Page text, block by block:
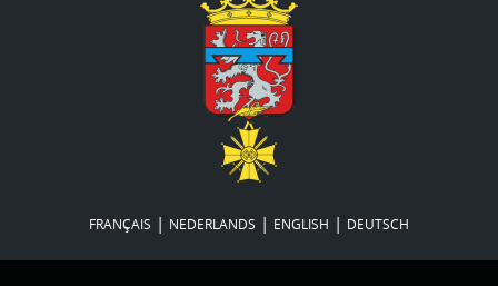
FRANÇAIS | NEDERLANDS | ENGLISH | DEUTSCH